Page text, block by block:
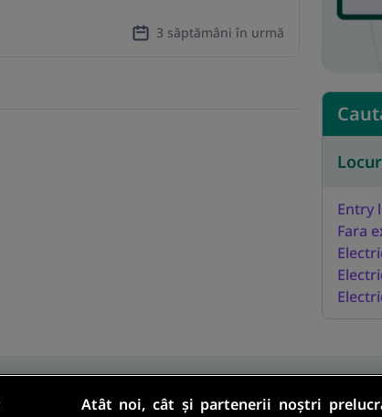
3 săptămâni în urmă
Entry
Fara
Atât noi, cât și partenerii noștri